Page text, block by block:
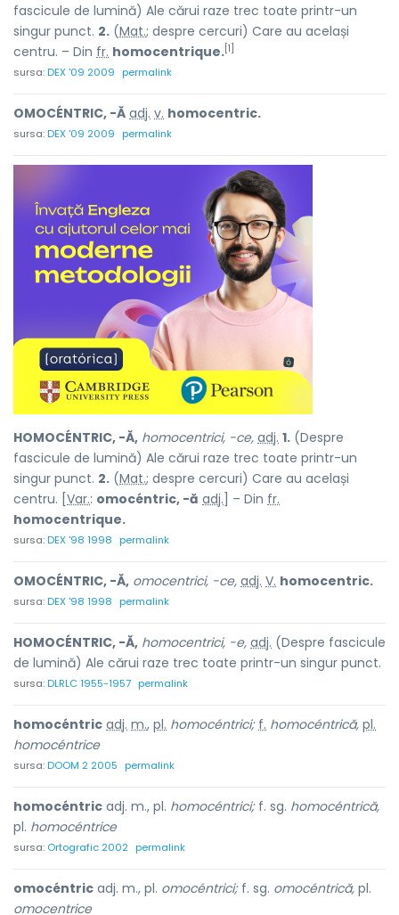
fascicule de lumină) Ale cărui raze trec toate printr-un
singur punct. 2. (Mat.; despre cercuri) Care au același
centru. – Din fr. homocentrique. [1]
sursa:DEX '09 2009 permalink
OMOCÉNTRIC, -Ă adj. v. homocentric.
sursa:DEX '09 2009 permalink
HOMOCÉNTRIC, -Ă, homocentrici, -ce, adj. 1. (Despre
fascicule de lumină) Ale cărui raze trec toate printr-un
singur punct. 2. (Mat.; despre cercuri) Care au același
centru. [ Var.: omocéntric, -ă adj. ] – Din fr.
homocentrique.
sursa:DEX '98 1998 permalink
OMOCÉNTRIC, -Ă, omocentrici, -ce, adj. V. homocentric.
sursa:DEX '98 1998 permalink
HOMOCÉNTRIC, -Ă, homocentrici, -e, adj. (Despre fascicule
de lumină) Ale cărui raze trec toate printr-un singur punct.
sursa:DLRLC 1955-1957 permalink
homocéntric adj. m., pl. homocéntrici; f. homocéntrică, pl.
homocéntrice
sursa:DOOM 2 2005 permalink
homocéntric adj. m., pl. homocéntrici;f. sg. homocéntrică,
pl. homocéntrice
sursa: Ortografic 2002 permalink
omocéntric adj. m., pl. omocéntrici;f. sg. omocéntrică, pl.
omocentrice